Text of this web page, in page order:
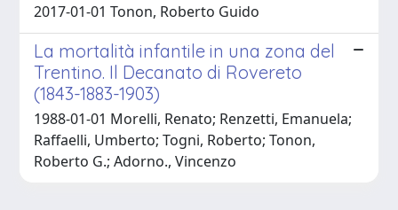
2017-01-01 Tonon, Roberto Guido
La mortalità infantile in una zona del
Trentino. Il Decanato di Rovereto
(1843-1883-1903)
1988-01-01 Morelli, Renato; Renzetti, Emanuela;
Raffaelli, Umberto; Togni, Roberto; Tonon,
Roberto G.; Adorno., Vincenzo